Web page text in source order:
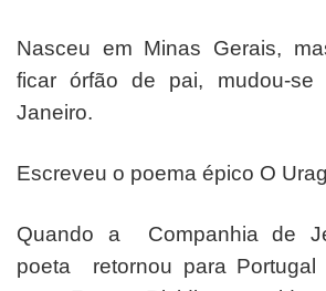
Nasceu em Minas Gerais,
ficar órfão de pai, mudou-
Janeiro.
Escreveu o poema épico O
Quando a Companhia de
poeta retornou para Portugal